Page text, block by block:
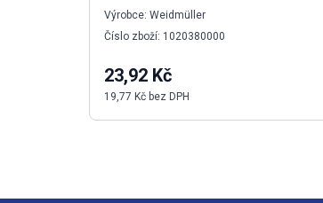
Výrobce: Weidmüller
Číslo zboží: 1020380000
23,92 Kč
19,77 Kč bez DPH